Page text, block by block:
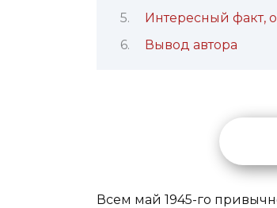
Интересный факт,
Вывод автора
Всем май 1945-го